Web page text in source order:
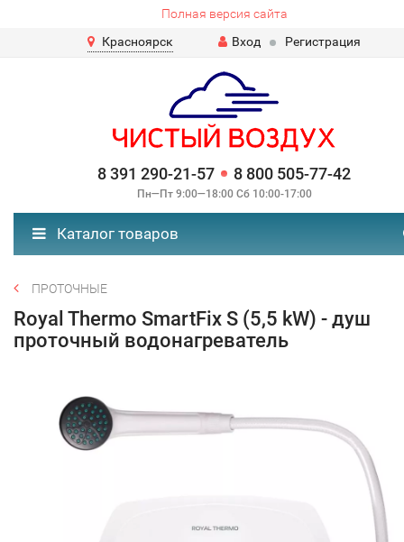
Полная версия сайта
Красноярск
Вход Регистрация
8 391 290-21-57 8 800 505-77-42
Пн—Пт 9:00—18:00 Сб 10:00-17:00
Каталог товаров
ПРОТОЧНЫЕ
Royal Thermo SmartFix S (5,5 kW) - душ
проточный водонагреватель